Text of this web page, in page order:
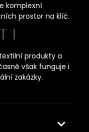
komplexní
prostor na klíč.
produkty a
však funguje i
zakázky.